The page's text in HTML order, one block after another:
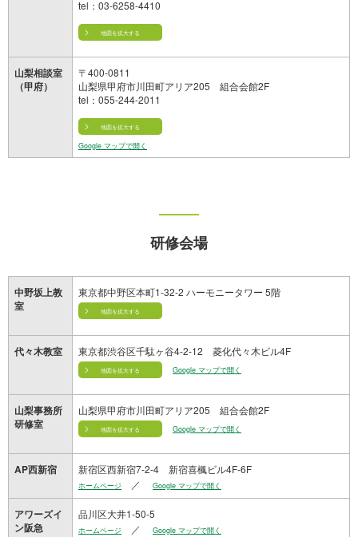
tel：03-6258-4410
地図を拡大する
山梨相談室
（甲府）
〒400-0811
山梨県甲府市川田町アリア205 組合会館2F
tel：055-244-2011
地図を拡大する
Google マップで開く
研修会場
中野坂上教
室
東京都中野区本町1-32-2 ハーモニータワー 5階
地図を拡大する
代々木教室 東京都渋谷区千駄ヶ谷4-2-12 菱化代々木ビル4F
地図を拡大する Google マップで開く
山梨事務所
研修室
山梨県甲府市川田町アリア205 組合会館2F
地図を拡大する Google マップで開く
AP西新宿 新宿区西新宿7-2-4 新宿喜楓ビル4F-6F
ホームページ ／ Google マップで開く
アワーズイ
ン阪急
品川区大井1-50-5
ホームページ ／ Google マップで開く